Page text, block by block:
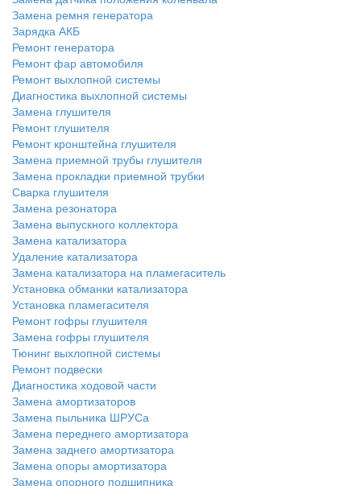
Замена ремня генератора
Зарядка АКБ
Ремонт генератора
Ремонт фар автомобиля
Ремонт выхлопной системы
Диагностика выхлопной системы
Замена глушителя
Ремонт глушителя
Ремонт кронштейна глушителя
Замена приемной трубы глушителя
Замена прокладки приемной трубки
Сварка глушителя
Замена резонатора
Замена выпускного коллектора
Замена катализатора
Удаление катализатора
Замена катализатора на пламегаситель
Установка обманки катализатора
Установка пламегасителя
Ремонт гофры глушителя
Замена гофры глушителя
Тюнинг выхлопной системы
Ремонт подвески
Диагностика ходовой части
Замена амортизаторов
Замена пыльника ШРУСа
Замена переднего амортизатора
Замена заднего амортизатора
Замена опоры амортизатора
Замена опорного подшипника